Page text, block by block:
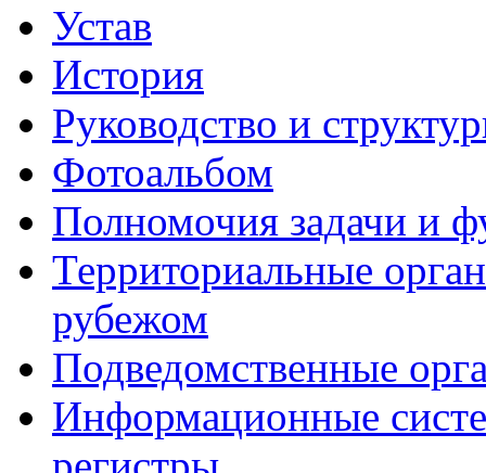
Устав
История
Руководство и
Фотоальбом
Полномочия задачи и
Территориальные
рубежом
Подведомственные
Информационные